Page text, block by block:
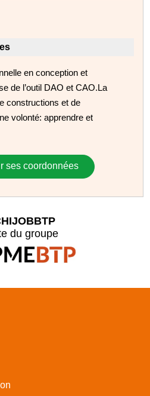
en conception et
de l’outil DAO et CAO.La
constructions et de
volonté: apprendre et
ses coordonnées
du groupe